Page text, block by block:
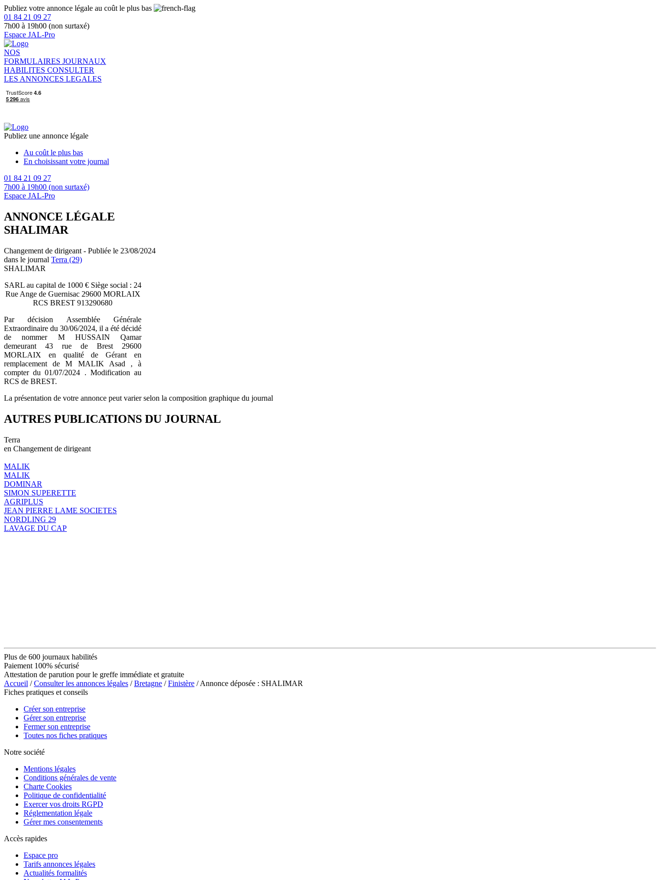
Publiez votre annonce légale au coût le plus bas
01 84 21 09 27
7h00 à 19h00 (non surtaxé)
Espace JAL-Pro
NOS
FORMULAIRES JOURNAUX
HABILITES CONSULTER
LES ANNONCES LEGALES
Publiez une annonce légale
Au coût le plus bas
En choisissant votre journal
01 84 21 09 27
7h00 à 19h00 (non surtaxé)
Espace JAL-Pro
ANNONCE LÉGALE
SHALIMAR
Changement de dirigeant - Publiée le 23/08/2024
dans le journal Terra (29)
SHALIMAR
SARL au capital de 1000 € Siège social : 24
Rue Ange de Guernisac 29600 MORLAIX
RCS BREST 913290680
Par décision Assemblée Générale
Extraordinaire du 30/06/2024, il a été décidé
de nommer M HUSSAIN Qamar
demeurant 43 rue de Brest 29600
MORLAIX en qualité de Gérant en
remplacement de M MALIK Asad , à
compter du 01/07/2024 . Modification au
RCS de BREST.
La présentation de votre annonce peut varier selon la composition graphique du journal
AUTRES PUBLICATIONS DU JOURNAL
Terra
en Changement de dirigeant
MALIK
MALIK
DOMINAR
SIMON SUPERETTE
AGRIPLUS
JEAN PIERRE LAME SOCIETES
NORDLING 29
LAVAGE DU CAP
Plus de 600 journaux habilités
Paiement 100% sécurisé
Attestation de parution pour le greffe immédiate et gratuite
Accueil /Consulter les annonces légales /Bretagne /Finistère / Annonce déposée : SHALIMAR
Fiches pratiques et conseils
Créer son entreprise
Gérer son entreprise
Fermer son entreprise
Toutes nos fiches pratiques
Notre société
Mentions légales
Conditions générales de vente
Charte Cookies
Politique de confidentialité
Exercer vos droits RGPD
Réglementation légale
Gérer mes consentements
Accès rapides
Espace pro
Tarifs annonces légales
Actualités formalités